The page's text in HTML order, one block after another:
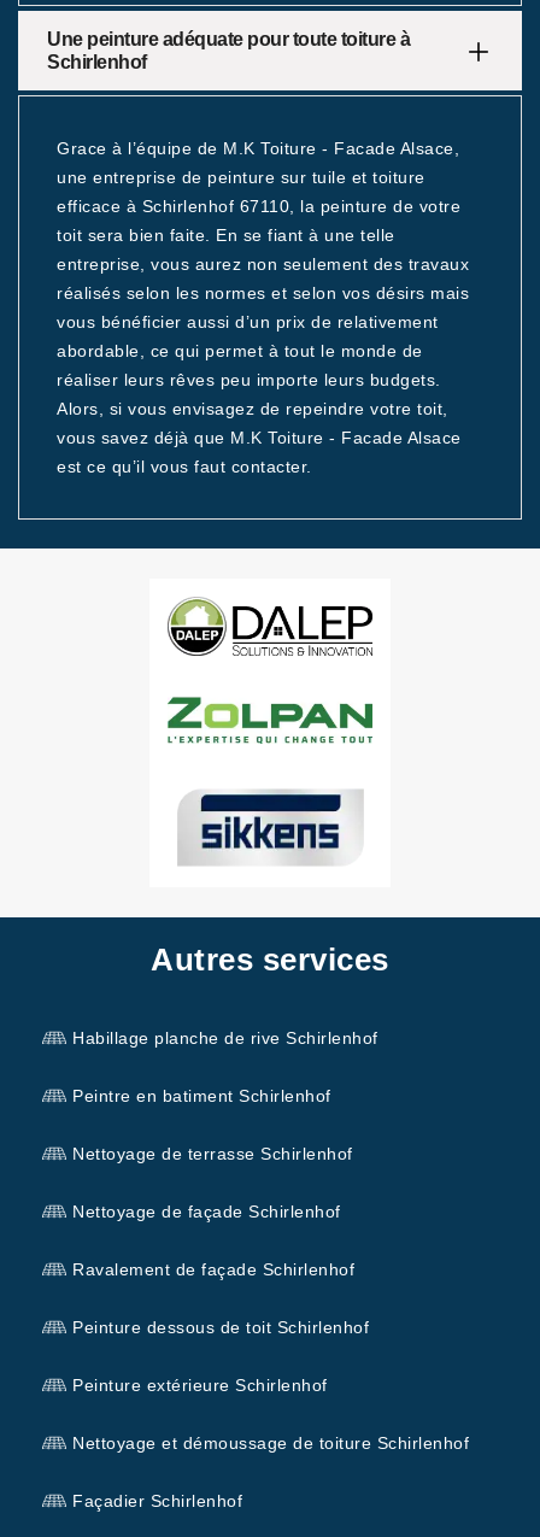
Une peinture adéquate pour toute toiture à
Schirlenhof
Grace à l’équipe de M.K Toiture - Facade Alsace,
une entreprise de peinture sur tuile et toiture
efficace à Schirlenhof 67110, la peinture de votre
toit sera bien faite. En se fiant à une telle
entreprise, vous aurez non seulement des travaux
réalisés selon les normes et selon vos désirs mais
vous bénéficier aussi d’un prix de relativement
abordable, ce qui permet à tout le monde de
réaliser leurs rêves peu importe leurs budgets.
Alors, si vous envisagez de repeindre votre toit,
vous savez déjà que M.K Toiture - Facade Alsace
est ce qu’il vous faut contacter.
Autres services
Habillage planche de rive Schirlenhof
Peintre en batiment Schirlenhof
Nettoyage de terrasse Schirlenhof
Nettoyage de façade Schirlenhof
Ravalement de façade Schirlenhof
Peinture dessous de toit Schirlenhof
Peinture extérieure Schirlenhof
Nettoyage et démoussage de toiture Schirlenhof
Façadier Schirlenhof